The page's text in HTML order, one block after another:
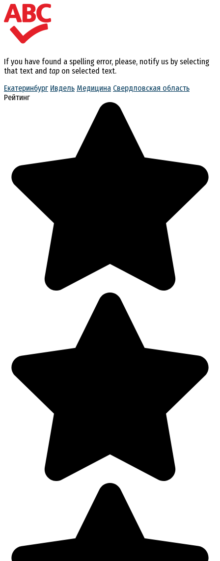
If you have found a spelling error, please, notify us by selecting
that text and tap on selected text.
Екатеринбург Ивдель Медицина Свердловская область
Рейтинг